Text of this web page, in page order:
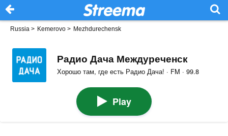
Russia > Kemerovo > Mezhdurechensk
Радио Дача Междуреченск
Хорошо там, где есть Радио Дача! · FM · 99.8
Play